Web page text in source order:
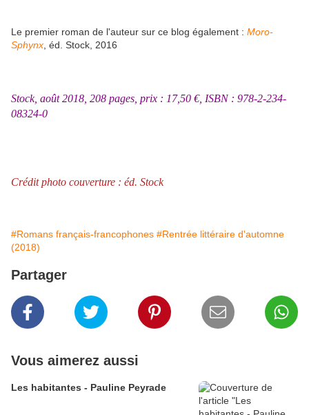
Le premier roman de l'auteur sur ce blog également : Moro-
Sphynx , éd. Stock, 2016
Stock, août 2018, 208 pages, prix : 17,50 €, ISBN : 978-2-234-
08324-0
Crédit photo couverture : éd. Stock
#Romans français-francophones #Rentrée littéraire d'automne
(2018)
Partager
Vous aimerez aussi
Les habitantes - Pauline Peyrade